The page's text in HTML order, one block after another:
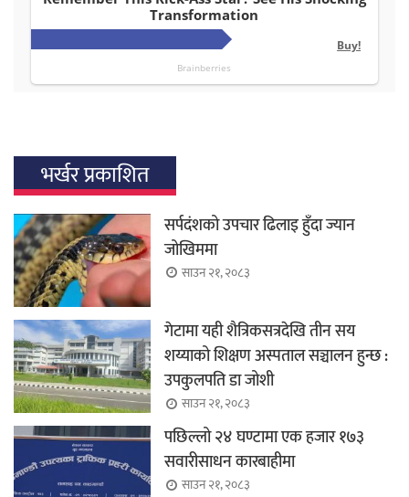
भर्खर प्रकाशित
सर्पदंशको उपचार ढिलाइ हुँदा ज्यान
जोखिममा
साउन २१, २०८३
गेटामा यही शैत्रिकसत्रदेखि तीन सय
शय्याको शिक्षण अस्पताल सञ्चालन हुन्छ :
उपकुलपति डा जोशी
साउन २१, २०८३
पछिल्लो २४ घण्टामा एक हजार १७३
सवारीसाधन कारबाहीमा
साउन २१, २०८३